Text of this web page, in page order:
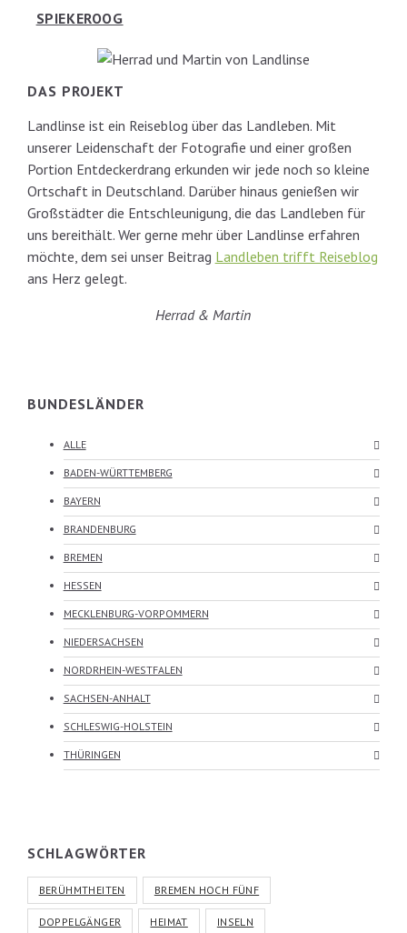
SPIEKEROOG
DAS PROJEKT
Landlinse ist ein Reiseblog über das Landleben. Mit
unserer Leidenschaft der Fotografie und einer großen
Portion Entdeckerdrang erkunden wir jede noch so kleine
Ortschaft in Deutschland. Darüber hinaus genießen wir
Großstädter die Entschleunigung, die das Landleben für
uns bereithält. Wer gerne mehr über Landlinse erfahren
möchte, dem sei unser Beitrag Landleben trifft Reiseblog
ans Herz gelegt.
Herrad & Martin
BUNDESLÄNDER
ALLE
BADEN-WÜRTTEMBERG
BAYERN
BRANDENBURG
BREMEN
HESSEN
MECKLENBURG-VORPOMMERN
NIEDERSACHSEN
NORDRHEIN-WESTFALEN
SACHSEN-ANHALT
SCHLESWIG-HOLSTEIN
THÜRINGEN
SCHLAGWÖRTER
BERÜHMTHEITEN BREMEN HOCH FÜNF
DOPPELGÄNGER HEIMAT INSELN